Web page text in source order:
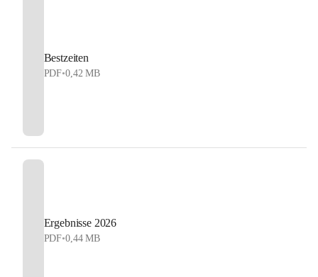
Bestzeiten
PDF•0,42 MB
Ergebnisse 2026
PDF•0,44 MB